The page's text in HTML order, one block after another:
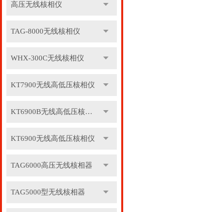
高压无线核相仪
TAG-8000无线核相仪
WHX-300C无线核相仪
KT7900无线高低压核相仪
KT6900B无线高低压核相仪
KT6900无线高低压核相仪
TAG6000高压无线核相器
TAG5000型无线核相器